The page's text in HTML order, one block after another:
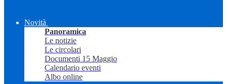
Novità
Panoramica
Le notizie
Le circolari
Documenti 15 Maggio
Calendario eventi
Albo online